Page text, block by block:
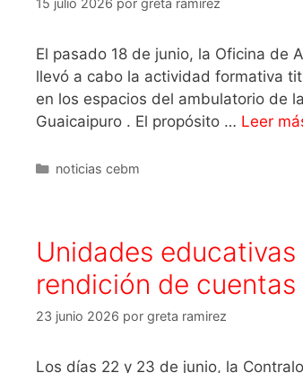
El pasado 18 de junio, la Oficina de
llevó a cabo la actividad formativa
en los espacios del ambulatorio de
Guaicaipuro . El propósito … Leer
noticias cebm
Unidades
rendición de cuentas
23 junio 2026 por greta ramirez
Los días 22 y 23 de junio, la